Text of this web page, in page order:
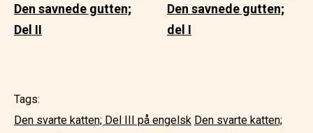
Den savnede gutten;
Del II
Den savnede gutten;
del I
Tags:
Den svarte katten; Del III på engelsk Den svarte katten;